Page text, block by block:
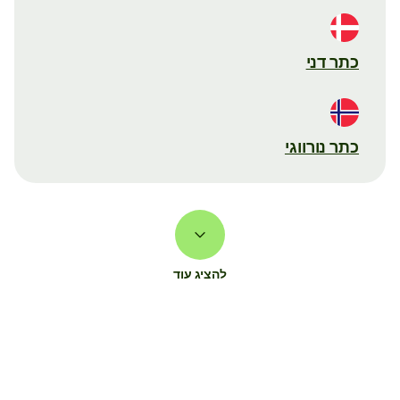
כתר דני
כתר נורווגי
להציג עוד